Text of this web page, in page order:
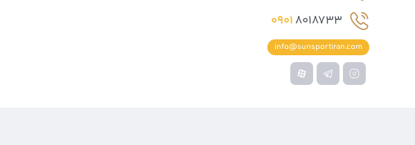
09018018733
info@sunsportiran.com